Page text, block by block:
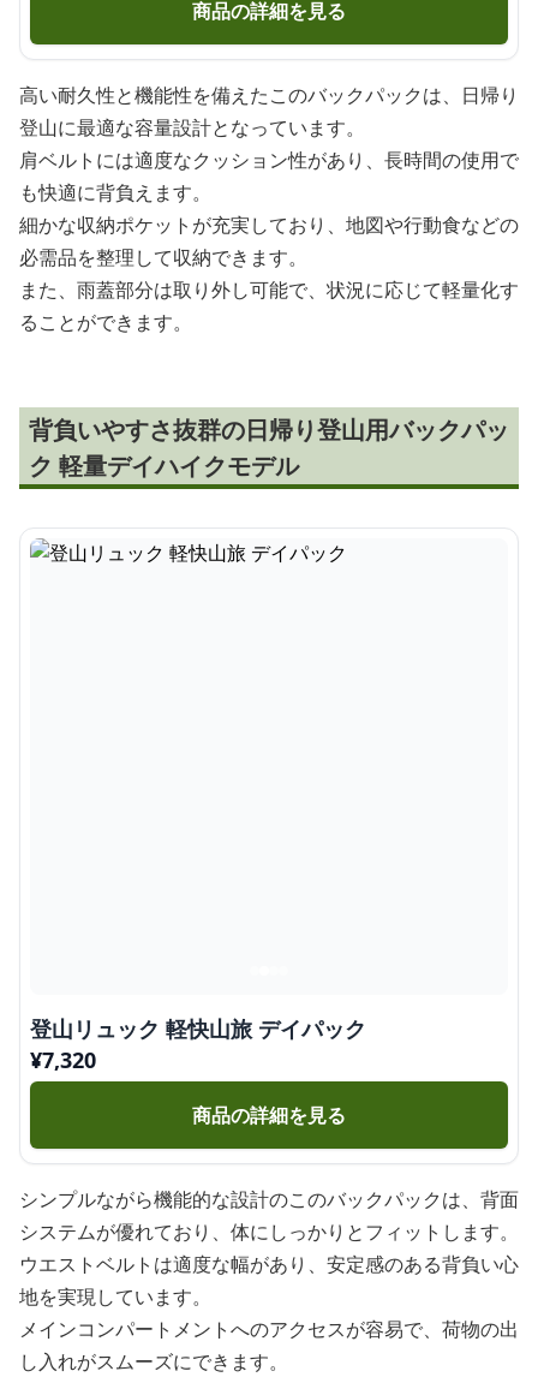
商品の詳細を見る
高い耐久性と機能性を備えたこのバックパックは、日帰り
登山に最適な容量設計となっています。
肩ベルトには適度なクッション性があり、長時間の使用で
も快適に背負えます。
細かな収納ポケットが充実しており、地図や行動食などの
必需品を整理して収納できます。
また、雨蓋部分は取り外し可能で、状況に応じて軽量化す
ることができます。
背負いやすさ抜群の日帰り登山用バックパッ
ク 軽量デイハイクモデル
登山リュック 軽快山旅 デイパック
¥7,320
商品の詳細を見る
シンプルながら機能的な設計のこのバックパックは、背面
システムが優れており、体にしっかりとフィットします。
ウエストベルトは適度な幅があり、安定感のある背負い心
地を実現しています。
メインコンパートメントへのアクセスが容易で、荷物の出
し入れがスムーズにできます。